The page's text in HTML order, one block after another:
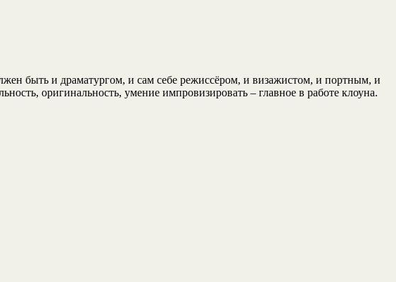
быть и драматургом, и сам себе режиссёром, и визажистом, и портным, и
оригинальность, умение импровизировать – главное в работе клоуна.